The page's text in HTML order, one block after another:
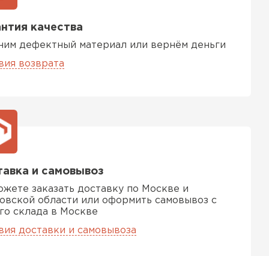
качества
дефектный материал или вернём деньги
возврата
и самовывоз
заказать доставку по Москве и
области или оформить самовывоз с
склада в Москве
доставки и самовывоза